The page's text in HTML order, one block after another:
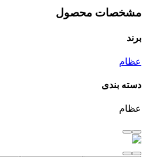
مشخصات محصول
برند
عظام
دسته بندی
عظام